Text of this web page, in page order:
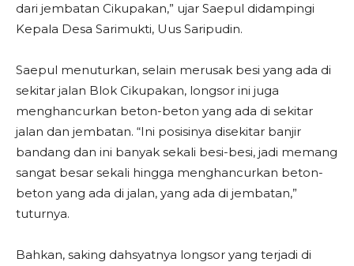
dari jembatan Cikupakan,” ujar Saepul didampingi
Kepala Desa Sarimukti, Uus Saripudin.
Saepul menuturkan, selain merusak besi yang ada di
sekitar jalan Blok Cikupakan, longsor ini juga
menghancurkan beton-beton yang ada di sekitar
jalan dan jembatan. “Ini posisinya disekitar banjir
bandang dan ini banyak sekali besi-besi, jadi memang
sangat besar sekali hingga menghancurkan beton-
beton yang ada di jalan, yang ada di jembatan,”
tuturnya.
Bahkan, saking dahsyatnya longsor yang terjadi di